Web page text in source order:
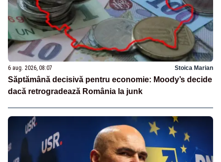
6 aug. 2026, 08:07 Stoica Marian
Săptămână decisivă pentru economie: Moody’s decide
dacă retrogradează România la junk